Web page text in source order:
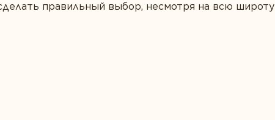
правильный выбор, несмотря на всю широту